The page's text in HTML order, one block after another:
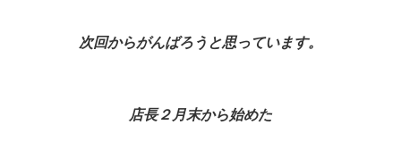
次回からがんばろうと思っています。
店長２月末から始めた